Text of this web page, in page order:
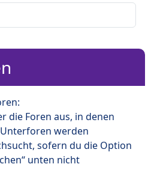
die Foren aus, in denen
werden
sofern du die Option
unten nicht